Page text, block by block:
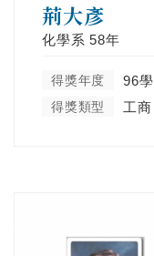
荊大彥
化學系 58年
得獎年度
得獎類型